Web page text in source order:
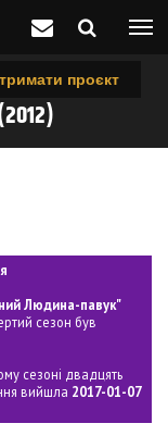
проєкт
ПАВУК /
Людина-павук"
сезон був
сезоні двадцять
вийшла 2017-01-07